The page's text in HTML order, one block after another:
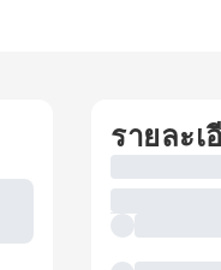
รายละเ